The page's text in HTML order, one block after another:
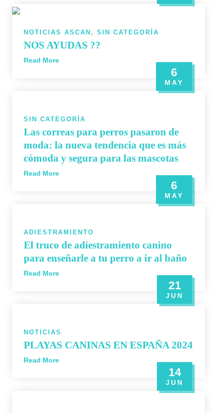
NOTICIAS ASCAN , SIN CATEGORÍA
NOS AYUDAS ??
Read More
6
MAY
SIN CATEGORÍA
Las correas para perros pasaron de
moda: la nueva tendencia que es más
cómoda y segura para las mascotas
Read More
6
MAY
ADIESTRAMIENTO
El truco de adiestramiento canino
para enseñarle a tu perro a ir al baño
Read More
21
JUN
NOTICIAS
PLAYAS CANINAS EN ESPAÑA 2024
Read More
14
JUN